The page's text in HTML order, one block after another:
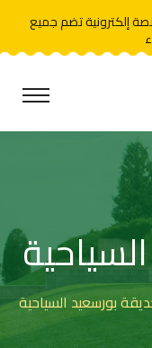
إلكترونية تضم جميع
بورسعيد السياحية